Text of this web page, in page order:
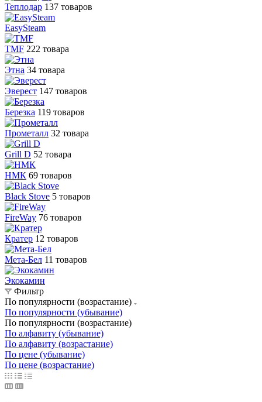
Теплодар 137 товаров
EasySteam
TMF 222 товара
Этна 34 товара
Эверест 147 товаров
Березка 119 товаров
Прометалл 32 товара
Grill D 52 товара
НМК 69 товаров
Black Stove 5 товаров
FireWay 76 товаров
Кратер 12 товаров
Мета-Бел 11 товаров
Экокамин
Фильтр
По популярности (возрастание)
По популярности (убывание)
По популярности (возрастание)
По алфавиту (убывание)
По алфавиту (возрастание)
По цене (убывание)
По цене (возрастание)